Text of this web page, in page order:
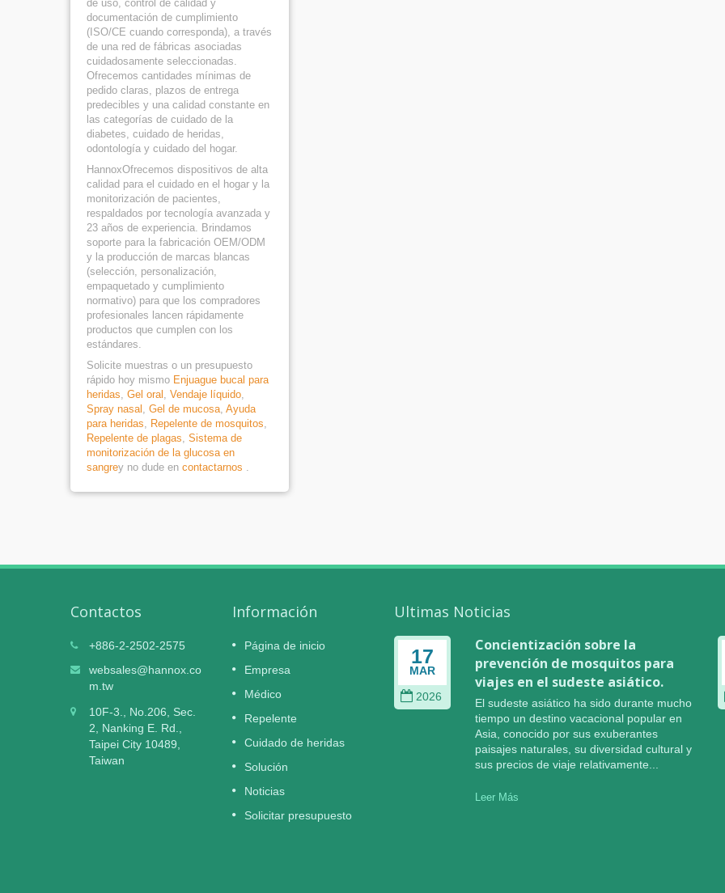
de uso, control de calidad y
documentación de cumplimiento
(ISO/CE cuando corresponda), a través
de una red de fábricas asociadas
cuidadosamente seleccionadas.
Ofrecemos cantidades mínimas de
pedido claras, plazos de entrega
predecibles y una calidad constante en
las categorías de cuidado de la
diabetes, cuidado de heridas,
odontología y cuidado del hogar.
HannoxOfrecemos dispositivos de alta
calidad para el cuidado en el hogar y la
monitorización de pacientes,
respaldados por tecnología avanzada y
23 años de experiencia. Brindamos
soporte para la fabricación OEM/ODM
y la producción de marcas blancas
(selección, personalización,
empaquetado y cumplimiento
normativo) para que los compradores
profesionales lancen rápidamente
productos que cumplen con los
estándares.
Solicite muestras o un presupuesto
rápido hoy mismo Enjuague bucal para
heridas, Gel oral , Vendaje líquido,
Spray nasal , Gel de mucosa, Ayuda
para heridas, Repelente de mosquitos,
Repelente de plagas, Sistema de
monitorización de la glucosa en
sangrey no dude en contactarnos .
Contactos
+886-2-2502-2575
websales@hannox.co
m.tw
10F-3., No.206, Sec.
2, Nanking E. Rd.,
Taipei City 10489,
Taiwan
Información
Página de inicio
Empresa
Médico
Repelente
Cuidado de heridas
Solución
Noticias
Solicitar presupuesto
Ultimas Noticias
06
NOV
El hidrogel para heridas HI-
MUPRO obtiene la certificación
de dispositivo médico de clase II
— Un hidrogel estéril y de alta seguridad
diseñado para heridas exudativas
crónicas y moderadas —
17
MAR
2026
Concientización sobre la
prevención de mosquitos para
viajes en el sudeste asiático.
El sudeste asiático ha sido durante mucho
tiempo un destino vacacional popular en
Asia, conocido por sus exuberantes
paisajes naturales, su diversidad cultural y
sus precios de viaje relativamente...
Leer Más